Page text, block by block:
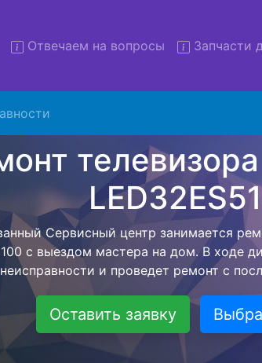
Отвечаем на вопросы Запчасти
телевизоров
LED32ES5100 с
телевизоров Hyundai H-LED32ES5100 с
помощью нашей бесплатной услуги,
более детального ремонта.
останется неизменно при возвращении
Оставить заявку